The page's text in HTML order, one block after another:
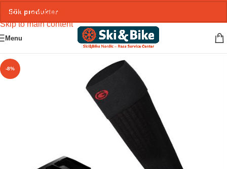
Skip to navigation
Skip to main content
Menu
-8%